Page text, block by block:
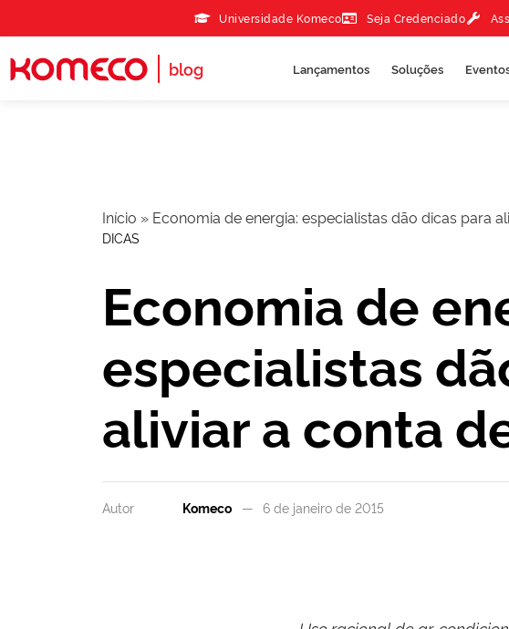
Universidade Komeco Seja Credenciado
blog Lançamentos Soluções
Início » Economia de energia: especialistas dão dicas para
DICAS
Economia de
especialistas
aliviar a conta
Autor Komeco 6 de janeiro de 2015